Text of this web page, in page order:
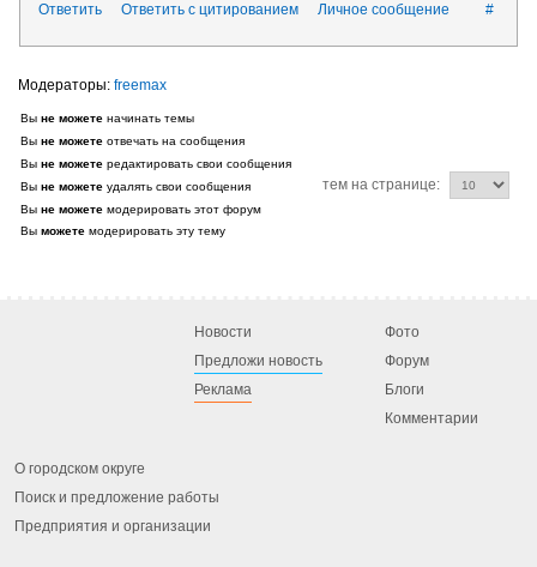
#
Ответить Ответить с цитированием Личное сообщение
freemax
Вы не можете начинать темы
Вы не можете отвечать на сообщения
Вы не можете редактировать свои сообщения
Вы не можете удалять свои сообщения
Вы не можете модерировать этот форум
Вы можете модерировать эту тему
тем на странице:
Новости
Предложи новость
Реклама
Фото
Форум
Блоги
Комментарии
О городском округе
Поиск и предложение работы
Предприятия и организации